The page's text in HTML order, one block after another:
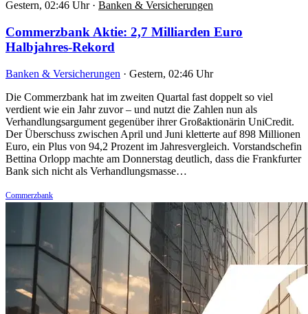
Gestern, 02:46 Uhr · Banken & Versicherungen
Commerzbank Aktie: 2,7 Milliarden Euro
Halbjahres-Rekord
Banken & Versicherungen · Gestern, 02:46 Uhr
Die Commerzbank hat im zweiten Quartal fast doppelt so viel
verdient wie ein Jahr zuvor – und nutzt die Zahlen nun als
Verhandlungsargument gegenüber ihrer Großaktionärin UniCredit.
Der Überschuss zwischen April und Juni kletterte auf 898 Millionen
Euro, ein Plus von 94,2 Prozent im Jahresvergleich. Vorstandschefin
Bettina Orlopp machte am Donnerstag deutlich, dass die Frankfurter
Bank sich nicht als Verhandlungsmasse…
Commerzbank